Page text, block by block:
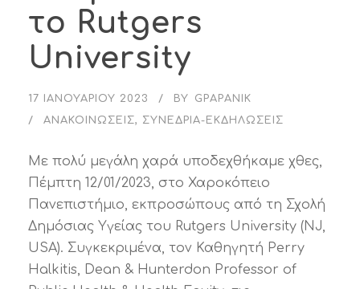
το Rutgers
University
17 ΙΑΝΟΥΑΡΊΟΥ 2023 BY
GPAPANIK
ΑΝΑΚΟΙΝΏΣΕΙΣ, ΣΥΝΈΔΡΙΑ-ΕΚΔΗΛΏΣΕΙΣ
Με πολύ μεγάλη χαρά υποδεχθήκαμε χθες,
Πέμπτη 12/01/2023, στο Χαροκόπειο
Πανεπιστήμιο, εκπροσώπους από τη Σχολή
Δημόσιας Υγείας του Rutgers University (NJ,
USA). Συγκεκριμένα, τον Καθηγητή Perry
Halkitis, Dean & Hunterdon Professor of